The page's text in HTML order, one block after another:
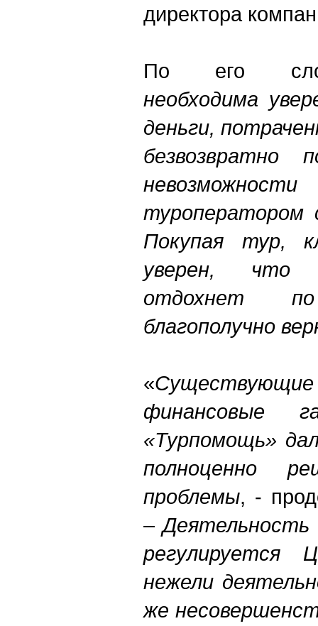
директора
По его
необходима
деньги,
безвозвратно
туроператором
Покупая тур,
уверен, что
отдохнет
благополучно
«
финансовые
«Турпомощь»
полноценно
проблемы, -
–Деятельность
нежели
же